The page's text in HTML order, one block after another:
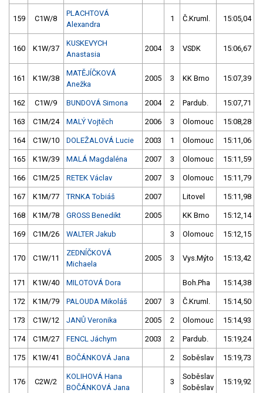
159 C1W/8
PLACHTOVÁ
Alexandra
1 Č.Kruml. 15:05,04
160 K1W/37
KUSKEVYCH
Anastasia
2004 3 VSDK 15:06,67
161 K1W/38
MATĚJÍČKOVÁ
Anežka
2005 3 KK Brno 15:07,39
162 C1W/9 BUNDOVÁ Simona 2004 2 Pardub. 15:07,71
163 C1M/24 MALÝ Vojtěch 2006 3 Olomouc 15:08,28
164 C1W/10 DOLEŽALOVÁ Lucie 2003 1 Olomouc 15:11,06
165 K1W/39 MALÁ Magdaléna 2007 3 Olomouc 15:11,59
166 C1M/25 RETEK Václav 2007 3 Olomouc 15:11,79
167 K1M/77 TRNKA Tobiáš 2007 Litovel 15:11,98
168 K1M/78 GROSS Benedikt 2005 KK Brno 15:12,14
169 C1M/26 WALTER Jakub 3 Olomouc 15:12,15
170 C1W/11
ZEDNÍČKOVÁ
Michaela
2005 3 Vys.Mýto 15:13,42
171 K1W/40 MILOTOVÁ Dora Boh.Pha 15:14,38
172 K1M/79 PALOUDA Mikoláš 2007 3 Č.Kruml. 15:14,50
173 C1W/12 JANŮ Veronika 2005 2 Olomouc 15:14,93
174 C1M/27 FENCL Jáchym 2003 2 Pardub. 15:19,24
175 K1W/41 BOČÁNKOVÁ Jana 2 Soběslav 15:19,73
176 C2W/2
KOLIHOVÁ Hana
BOČÁNKOVÁ Jana
3
Soběslav
Soběslav
15:19,92